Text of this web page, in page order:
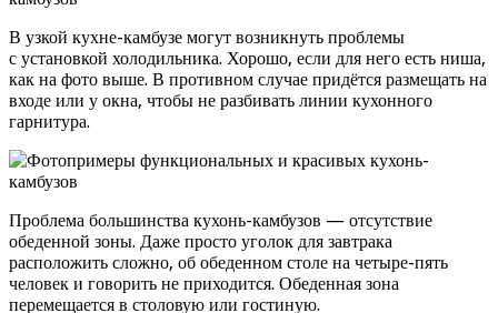
В узкой кухне-камбузе могут возникнуть проблемы
с установкой холодильника. Хорошо, если для него есть ниша,
как на фото выше. В противном случае придётся размещать на
входе или у окна, чтобы не разбивать линии кухонного
гарнитура.
Проблема большинства кухонь-камбузов — отсутствие
обеденной зоны. Даже просто уголок для завтрака
расположить сложно, об обеденном столе на четыре-пять
человек и говорить не приходится. Обеденная зона
перемещается в столовую или гостиную.